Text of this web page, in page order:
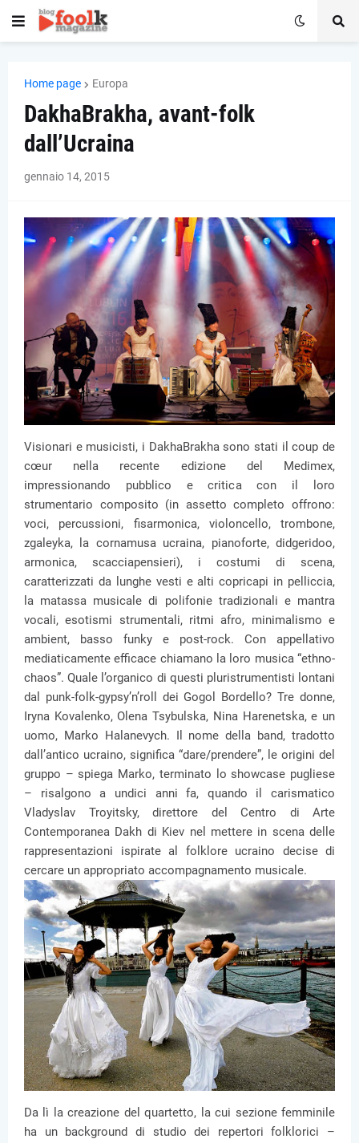
Home page Europa
DakhaBrakha, avant-folk
dall’Ucraina
gennaio 14, 2015
Visionari e musicisti, i DakhaBrakha sono stati il coup de
cœur nella recente edizione del Medimex,
impressionando pubblico e critica con il loro
strumentario composito (in assetto completo offrono:
voci, percussioni, fisarmonica, violoncello, trombone,
zgaleyka, la cornamusa ucraina, pianoforte, didgeridoo,
armonica, scacciapensieri), i costumi di scena,
caratterizzati da lunghe vesti e alti copricapi in pelliccia,
la matassa musicale di polifonie tradizionali e mantra
vocali, esotismi strumentali, ritmi afro, minimalismo e
ambient, basso funky e post-rock. Con appellativo
mediaticamente efficace chiamano la loro musica “ethno-
chaos”. Quale l’organico di questi pluristrumentisti lontani
dal punk-folk-gypsy’n’roll dei Gogol Bordello? Tre donne,
Iryna Kovalenko, Olena Tsybulska, Nina Harenetska, e un
uomo, Marko Halanevych. Il nome della band, tradotto
dall’antico ucraino, significa “dare/prendere”, le origini del
gruppo – spiega Marko, terminato lo showcase pugliese
– risalgono a undici anni fa, quando il carismatico
Vladyslav Troyitsky, direttore del Centro di Arte
Contemporanea Dakh di Kiev nel mettere in scena delle
rappresentazioni ispirate al folklore ucraino decise di
cercare un appropriato accompagnamento musicale.
Da lì la creazione del quartetto, la cui sezione femminile
ha un background di studio dei repertori folklorici –